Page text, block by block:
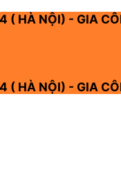
HÀ NỘI) - GIA
HÀ NỘI) - GIA